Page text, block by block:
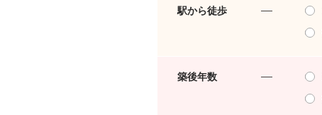
駅から徒歩
築後年数